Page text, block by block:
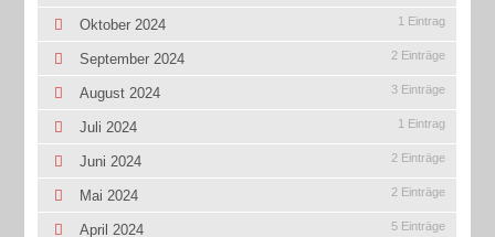
Oktober 2024 1 Eintrag
September 2024 2 Einträge
August 2024 3 Einträge
Juli 2024 1 Eintrag
Juni 2024 2 Einträge
Mai 2024 2 Einträge
April 2024 5 Einträge